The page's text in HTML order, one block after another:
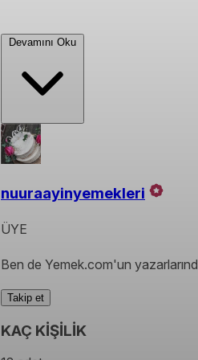
Devamını Oku
nuuraayinyemekleri
ÜYE
Ben de Yemek.com'un
Takip et
KAÇ KİŞİLİK